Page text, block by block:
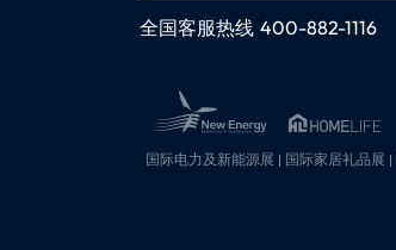
全国客服热线 400-882-1116
国际电力及新能源展 国际家居礼品展